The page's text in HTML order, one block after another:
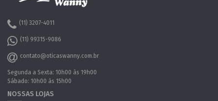
(11) 3207-4011
(11) 99315-9086
contato@oticaswanny.com.br
Segunda a Sexta: 10h00 às 19h00
Sábado: 10h00 às 15h00
NOSSAS LOJAS